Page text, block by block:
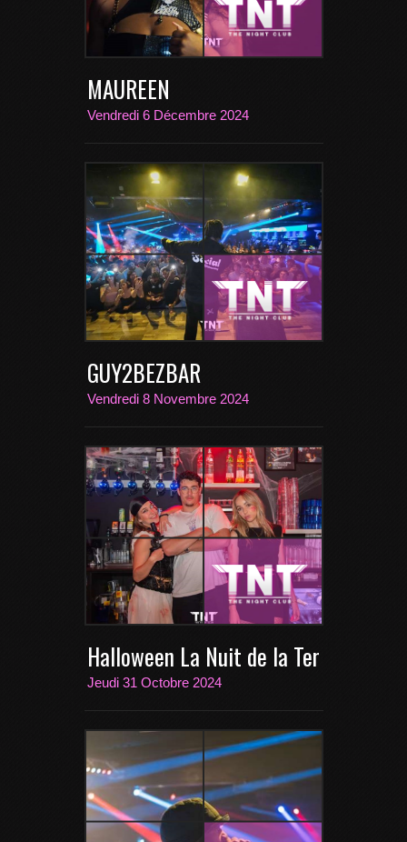
MAUREEN
Vendredi 6 Décembre 2024
GUY2BEZBAR
Vendredi 8 Novembre 2024
Halloween La Nuit de la Terreur
Jeudi 31 Octobre 2024